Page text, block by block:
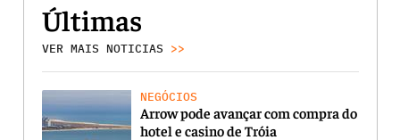
Últimas
VER MAIS NOTICIAS >>
NEGÓCIOS
Arrow pode avançar com compra do
hotel e casino de Tróia